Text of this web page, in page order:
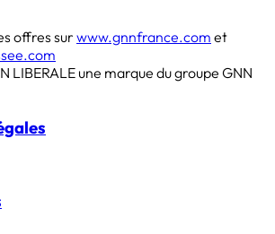
offres sur www.gnnfrance.com et
LIBERALE une marque du groupe GNN